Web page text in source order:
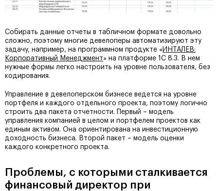
Собирать данные отчеты в табличном формате довольно
сложно, поэтому многие девелоперы автоматизируют эту
задачу, например, на программном продукте «ИНТАЛЕВ:
Корпоративный Менеджмент» на платформе 1С 8.3. В нем
нужные формы легко настроить на уровне пользователя, без
кодирования.
Управление в девелоперском бизнесе ведется на уровне
портфеля и каждого отдельного проекта, поэтому логично
строить два пакета отчетности. Первый – модель
управления компанией в целом и портфелем проектов как
единым активом. Она ориентирована на инвестиционную
доходность бизнеса. Второй пакет – модель оценки
каждого конкретного проекта.
Проблемы, с которыми сталкивается
финансовый директор при